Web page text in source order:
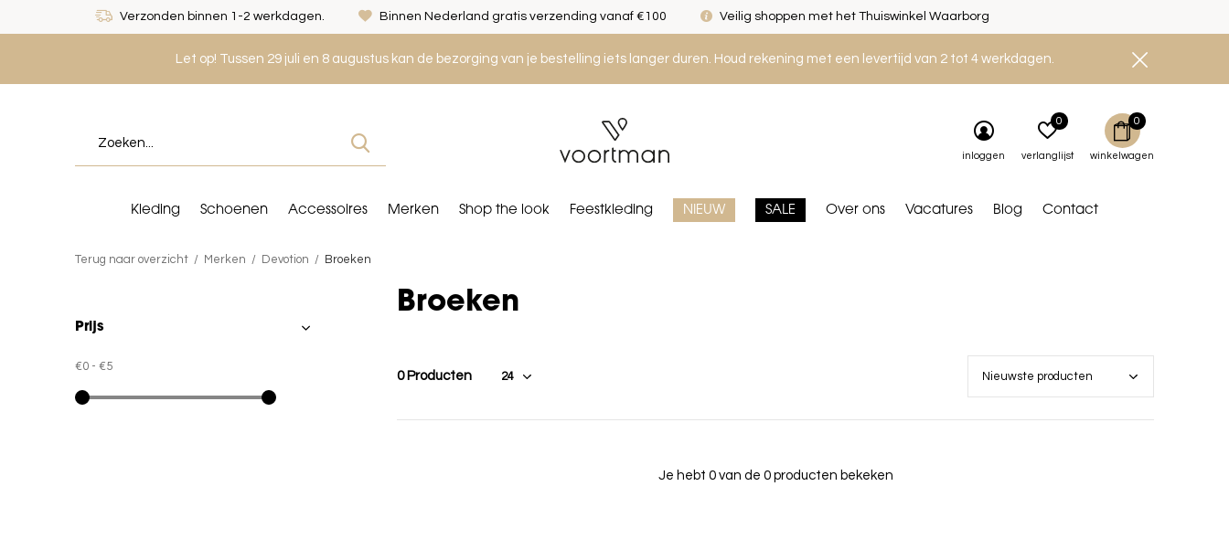
Let op! Tussen 29 juli en 8 augustus kan de bezorging van je bestelling iets langer duren. Houd rekening met een levertijd van 2 tot 4 werkdagen.
Kleding Schoenen Accessoires Merken Shop the look Feestkleding NIEUW SALE Over ons Vacatures Blog Contact
inloggen verlanglijst
0
winkelwagen
0
Verzonden binnen 1-2 werkdagen. Binnen Nederland gratis verzending vanaf €100 Veilig shoppen met het Thuiswinkel Waarborg
Terug naar overzicht Merken Devotion Broeken
Broeken
0 Producten
Je hebt 0 van de 0 producten bekeken
Prijs
€0 - €5